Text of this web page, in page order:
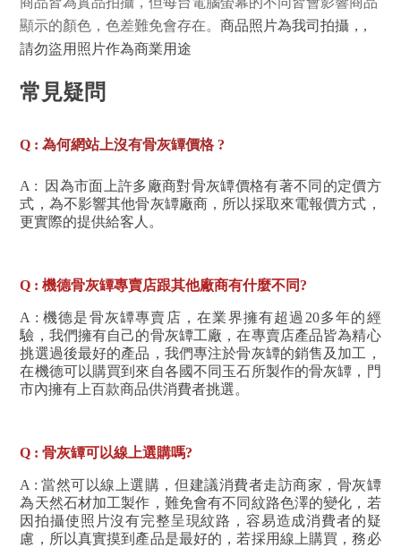
顯示的顏色，色差難免會存在。 商品照片為我司拍攝，,
請勿盜用照片作為商業用途
常見疑問
Q : 為何網站上沒有骨灰罈價格 ?
A : 因為市面上許多廠商對骨灰罈價格有著不同的定價方
式，為不影響其他骨灰罈廠商，所以採取來電報價方式，
更實際的提供給客人。
Q : 機德骨灰罈專賣店跟其他廠商有什麼不同?
A : 機德是骨灰罈專賣店，在業界擁有超過20多年的經
驗，我們擁有自己的骨灰罈工廠，在專賣店產品皆為精心
挑選過後最好的產品，我們專注於骨灰罈的銷售及加工 ，
在機德可以購買到來自各國不同玉石所製作的骨灰罈，門
市內擁有上百款商品供消費者挑選。
Q : 骨灰罈可以線上選購嗎?
A : 當然可以線上選購，但建議消費者走訪商家，骨灰罈
為天然石材加工製作，難免會有不同紋路色澤的變化，若
因拍攝使照片沒有完整呈現紋路，容易造成消費者的疑
慮，所以真實摸到產品是最好的，若採用線上購買，務必